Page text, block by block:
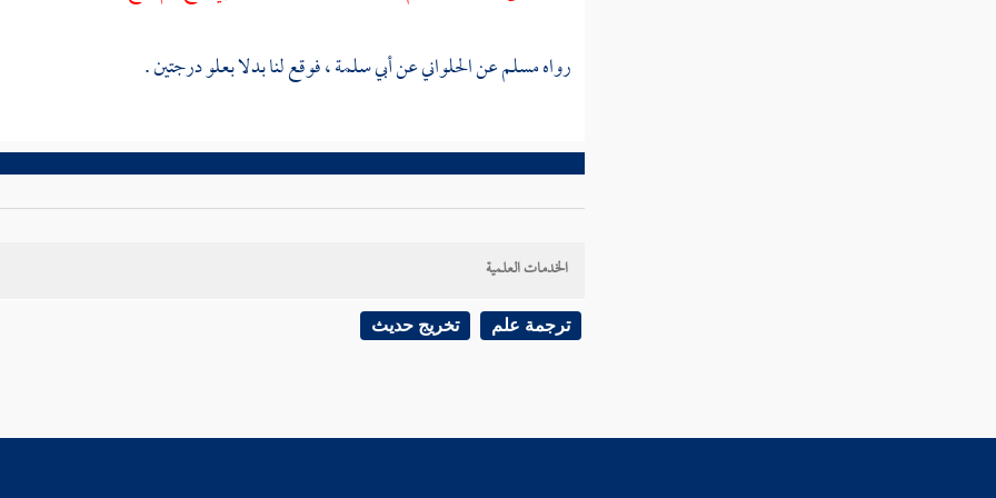
رواهمسلمعنالحلوانيعنأبي سلمة، فوقع لنا بدلا بعلو درجتين .
الخدمات العلمية
ترجمة علم تخريج حديث